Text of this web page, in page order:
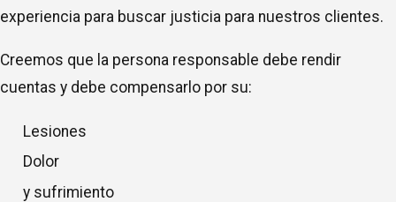
experiencia para buscar justicia para nuestros clientes.
Creemos que la persona responsable debe rendir
cuentas y debe compensarlo por su:
Lesiones
Dolor
y sufrimiento